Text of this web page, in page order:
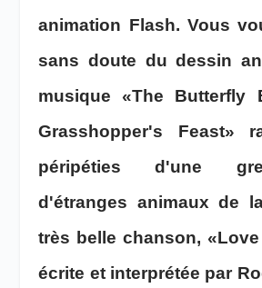
animation Flash. Vous
sans doute du dessin
musique «The Butterfly
Grasshopper's Feast»
péripéties d'une
d'étranges animaux de
très belle chanson,
écrite et interprétée par